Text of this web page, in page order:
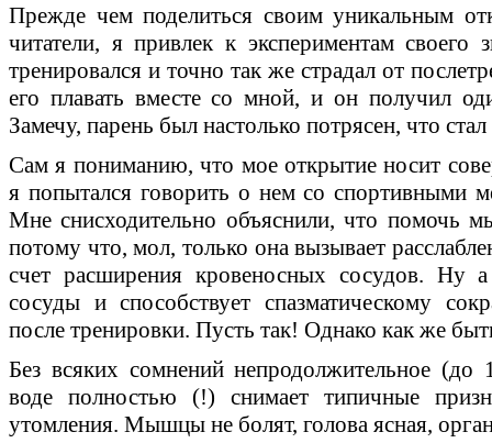
Прежде чем поделиться своим уникальным
читатели, я привлек к экспериментам
тренировался и точно так же страдал от
его плавать вместе со мной, и он получил
Замечу, парень был настолько потрясен, что
Сам я пониманию, что мое открытие носит
я попытался говорить о нем со спортивными
Мне снисходительно объяснили, что помочь
потому что, мол, только она вызывает
счет расширения кровеносных сосудов. Ну
сосуды и способствует спазматическому
после тренировки. Пусть так! Однако как же
Без всяких сомнений непродолжительное
воде полностью (!) снимает типичные
утомления. Мышцы не болят, голова ясная,